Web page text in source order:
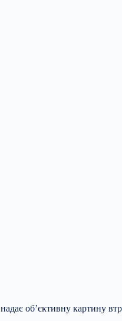
об’єктивну картину